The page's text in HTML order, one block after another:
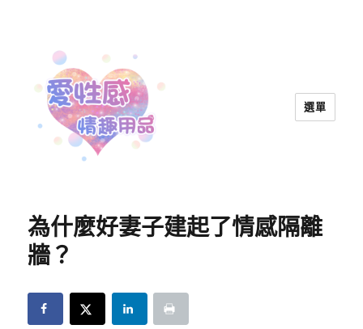
選單
為什麼好妻子建起了情感隔離
牆？